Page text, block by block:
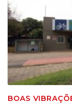
BOAS